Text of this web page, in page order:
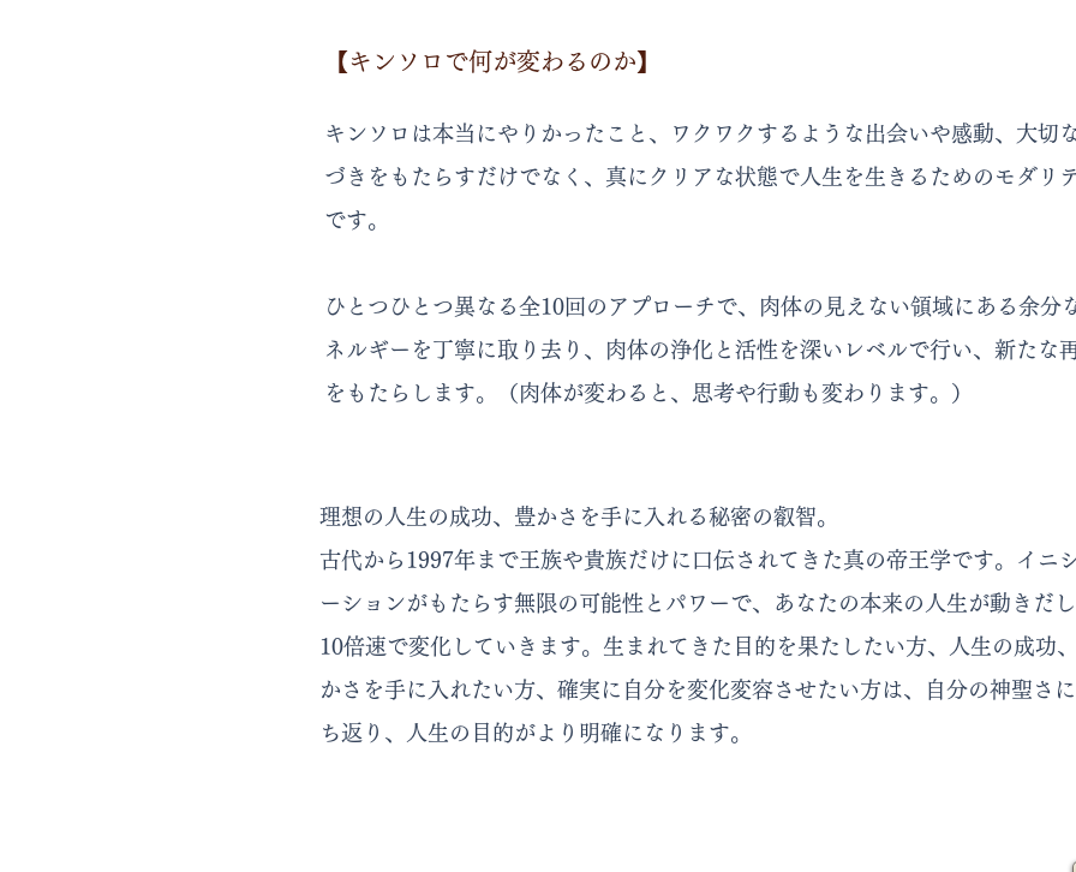
【キンソロで何が変わるのか】
キンソロは本当にやりかったこと、ワクワクするような出会いや感動、大切
づきをもたらすだけでなく、真にクリアな状態で人生を生きるためのモダリ
です。
ひとつひとつ異なる全10回のアプローチで、肉体の見えない領域にある余分
ネルギーを丁寧に取り去り、肉体の浄化と活性を深いレベルで行い、新たな
をもたらします。（肉体が変わると、思考や行動も変わります。）
理想の人生の成功、豊かさを手に入れる秘密の叡智。
古代から1997年まで王族や貴族だけに口伝されてきた真の帝王学です。イニ
ーションがもたらす無限の可能性とパワーで、あなたの本来の人生が動きだし
10倍速で変化していきます。生まれてきた目的を果たしたい方、人生の成功
かさを手に入れたい方、確実に自分を変化変容させたい方は、自分の神聖さ
ち返り、人生の目的がより明確になります。